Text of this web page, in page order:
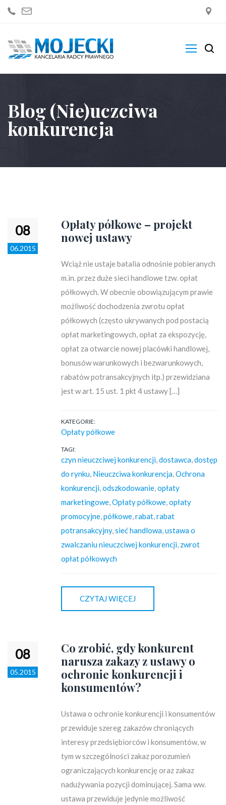
Zakres Usług
Blogi
Blog (Nie)uczciwa
konkurencja
08
06.2015
Opłaty półkowe – projekt
nowej ustawy
Wciąż nie ustaje batalia odnośnie pobieranych
m.in. przez duże sieci handlowe tzw. opłat
półkowych. W obecnie obowiązującym prawie
możliwość dochodzenia zwrotu opłat
półkowych (często ukrywanych pod postacią
opłat marketingowych, opłat za ekspozycję,
opłat za otwarcie nowej placówki handlowej,
bonusów warunkowych i bezwarunkowych,
rabatów potransakcyjnych itp.) przewidziana
jest w art. 15 ust. 1 pkt 4 ustawy […]
KATEGORIE:
Opłaty półkowe
TAGI:
czyn nieuczciwej konkurencji dostawca dostęp
do rynku Nieuczciwa konkurencja Ochrona
konkurencji odszkodowanie opłaty
marketingowe Opłaty półkowe opłaty
promocyjne półkowe rabat rabat
potransakcyjny, sieć handlowa ustawa o
zwalczaniu nieuczciwej konkurencji zwrot
opłat półkowych
CZYTAJ WIĘCEJ
08
05.2015
Co zrobić, gdy konkurent
narusza zakazy z ustawy o
ochronie konkurencji i
konsumentów?
Ustawa o ochronie konkurencji i konsumentów
przewiduje szereg zakazów chroniących
interesy przedsiębiorców i konsumentów, w
tym w szczególności zakaz porozumień
ograniczających konkurencję oraz zakaz
nadużywania pozycji dominującej. Sama ww.
ustawa przewiduje jedynie możliwość